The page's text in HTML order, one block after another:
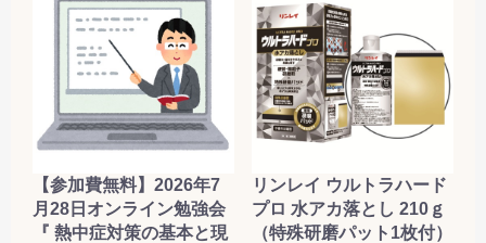
お買い物を続ける カートへ進む
【参加費無料】2026年7
月28日オンライン勉強会
『 熱中症対策の基本と現
リンレイ ウルトラハード
プロ 水アカ落とし 210ｇ
（特殊研磨パット1枚付）